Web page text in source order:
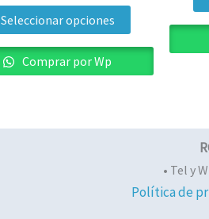
Seleccionar opciones
opciones
en
página
de
Comprar por Wp
• Tel y
Política de